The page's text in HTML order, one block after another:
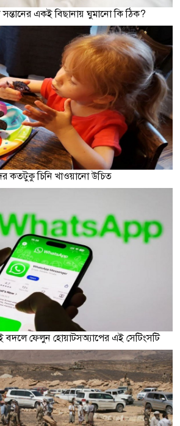
সন্তানের একই বিছানায় ঘুমানো কি ঠিক?
কতটুকু চিনি খাওয়ানো উচিত
ফেলুন হোয়াটসঅ্যাপের এই সেটিংসটি